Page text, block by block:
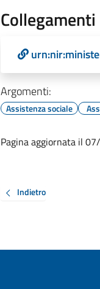
Collegamenti
Argomenti:
Assistenza sociale
Pagina aggiornata il
Indietro